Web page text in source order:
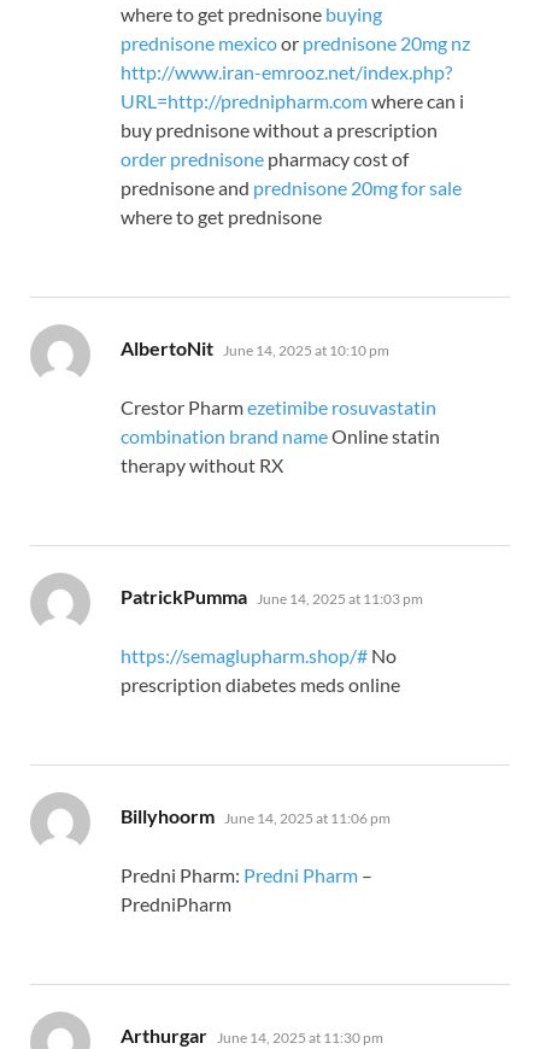
where to get prednisone buying
prednisone mexicoor prednisone 20mg nz
http://www.iran-emrooz.net/index.php?
URL=http://prednipharm.comwhere can i
buy prednisone without a prescription
order prednisone pharmacy cost of
prednisone and prednisone 20mg for sale
where to get prednisone
AlbertoNit says:
June 14, 2025 at 10:10 pm
Crestor Pharmezetimibe rosuvastatin
combination brand nameOnline statin
therapy without RX
PatrickPumma says:
June 14, 2025 at 11:03 pm
https://semaglupharm.shop/# No
prescription diabetes meds online
Billyhoorm says:
June 14, 2025 at 11:06 pm
Predni Pharm: Predni Pharm –
PredniPharm
Arthurgar says:
June 14, 2025 at 11:30 pm